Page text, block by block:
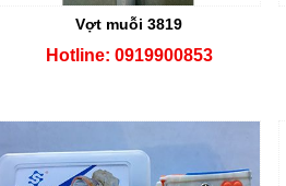
Vợt muỗi 3819
Hotline: 0919900853